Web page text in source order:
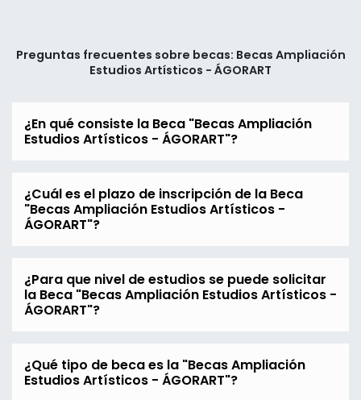
Preguntas frecuentes sobre becas: Becas Ampliación
Estudios Artísticos - ÁGORART
¿En qué consiste la Beca "Becas Ampliación
Estudios Artísticos - ÁGORART"?
¿Cuál es el plazo de inscripción de la Beca
"Becas Ampliación Estudios Artísticos -
ÁGORART"?
¿Para que nivel de estudios se puede solicitar
la Beca "Becas Ampliación Estudios Artísticos -
ÁGORART"?
¿Qué tipo de beca es la "Becas Ampliación
Estudios Artísticos - ÁGORART"?